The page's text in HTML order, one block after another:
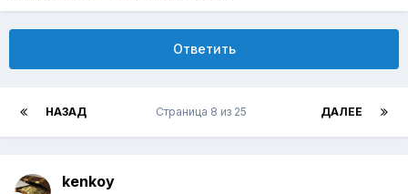
Ответить
НАЗАД ДАЛЕЕ
Страница 8 из 25
kenkoy